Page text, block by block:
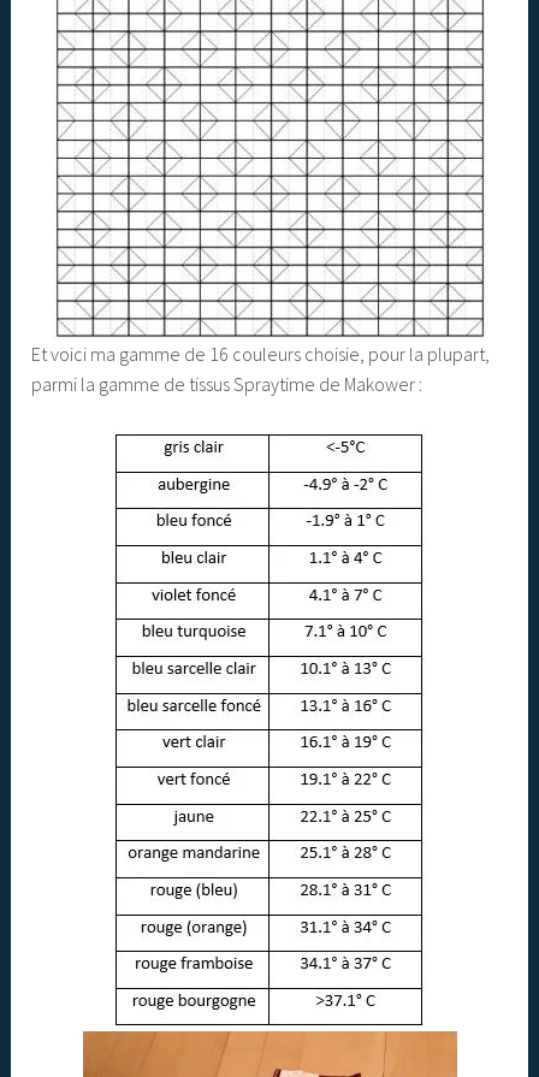
Et voici ma gamme de 16 couleurs choisie, pour la plupart,
parmi la gamme de tissus Spraytime de Makower :